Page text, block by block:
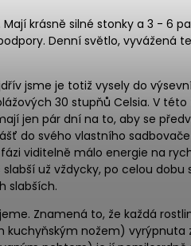
krásně silné stonky a 3 - 6
Denní světlo, vyvážená
jsme je totiž vysely do
30 stupňů Celsia. V
jen pár dní na to, aby se
do svého vlastního
viditelně málo energie na
už vždycky, po celou dobu
slabších.
Znamená to, že každá
nožem) vyrýpnuta